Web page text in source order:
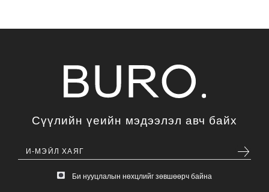
Сүүлийн үеийн мэдээлэл авч байх
Би нууцлалын нөхцлийг зөвшөөрч байна